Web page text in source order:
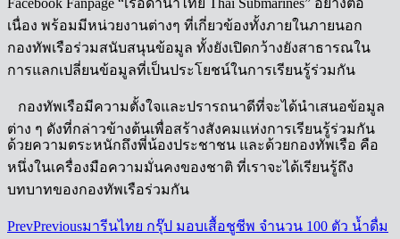
เนื่อง พร้อมมีหน่วยงานต่างๆ ที่เกี่ยวข้องทั้งภายในภายนอก
กองทัพเรือร่วมสนับสนุนข้อมูล ทั้งยังเปิดกว้างยังสาธารณใน
การแลกเปลี่ยนข้อมูลที่เป็นประโยชน์ในการเรียนรู้ร่วมกัน
กองทัพเรือมีความตั้งใจและปรารถนาดีที่จะได้นำเสนอข้อมูล
ต่าง ๆ ดังที่กล่าวข้างต้นเพื่อสร้างสังคมแห่งการเรียนรู้ร่วมกัน
ด้วยความตระหนักถึงพี่น้องประชาชน และด้วยกองทัพเรือ คือ
หนึ่งในเครื่องมือความมั่นคงของชาติ ที่เราจะได้เรียนรู้ถึง
บทบาทของกองทัพเรือร่วมกัน
PrevPreviousมารีนไทย กรุ๊ป มอบเสื้อชูชีพ จำนวน 100 ตัว น้ำดื่ม